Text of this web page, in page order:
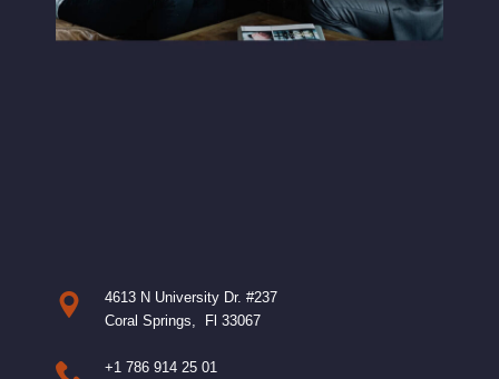
4613 N University Dr. #237
Coral Springs, Fl 33067
+1 786 914 25 01